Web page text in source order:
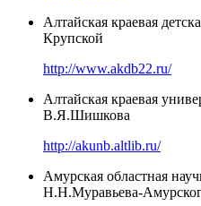
Алтайская краевая
Крупской
http://www.akdb22.ru/
Алтайская краевая
В.Я.Шишкова
http://akunb.altlib.ru/
Амурская областная
Н.Н.Муравьева-